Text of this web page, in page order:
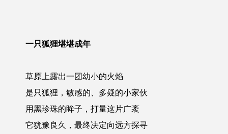
一只狐狸堪堪成年
草原上露出一团幼小的火焰
是只狐狸，敏感的、多疑的小家伙
用黑珍珠的眸子，打量这片广袤
它犹豫良久，最终决定向远方探寻